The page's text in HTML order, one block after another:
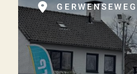
GERWENSEWEG